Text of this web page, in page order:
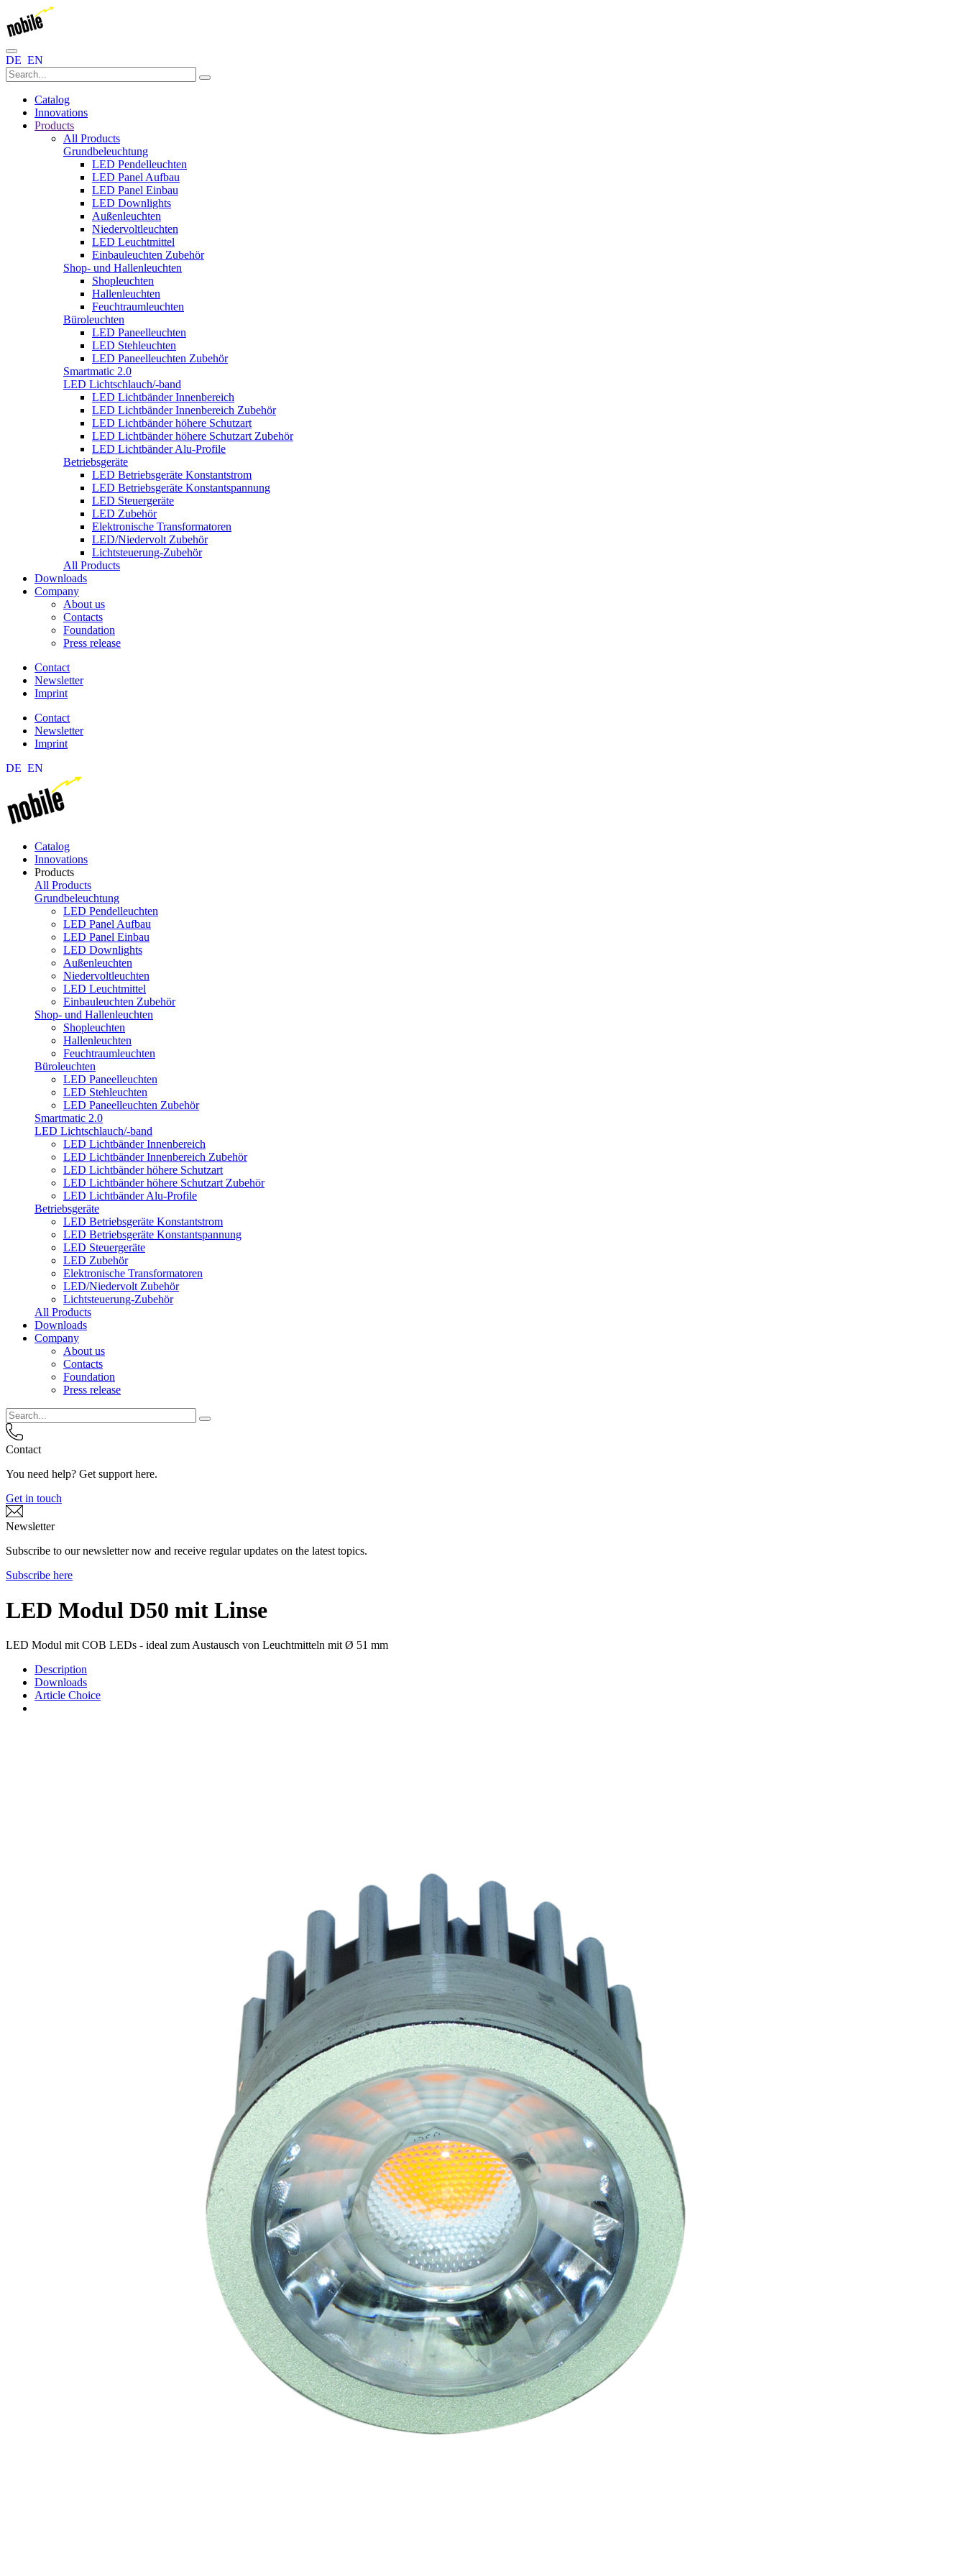
DE EN
Catalog
Innovations
Products
All Products
Grundbeleuchtung
LED Pendelleuchten
LED Panel Aufbau
LED Panel Einbau
LED Downlights
Außenleuchten
Niedervoltleuchten
LED Leuchtmittel
Einbauleuchten Zubehör
Shop- und Hallenleuchten
Shopleuchten
Hallenleuchten
Feuchtraumleuchten
Büroleuchten
LED Paneelleuchten
LED Stehleuchten
LED Paneelleuchten Zubehör
Smartmatic 2.0
LED Lichtschlauch/-band
LED Lichtbänder Innenbereich
LED Lichtbänder Innenbereich Zubehör
LED Lichtbänder höhere Schutzart
LED Lichtbänder höhere Schutzart Zubehör
LED Lichtbänder Alu-Profile
Betriebsgeräte
LED Betriebsgeräte Konstantstrom
LED Betriebsgeräte Konstantspannung
LED Steuergeräte
LED Zubehör
Elektronische Transformatoren
LED/Niedervolt Zubehör
Lichtsteuerung-Zubehör
All Products
Downloads
Company
About us
Contacts
Foundation
Press release
Contact
Newsletter
Imprint
Contact
Newsletter
Imprint
DE EN
Catalog
Innovations
Products
All Products
Grundbeleuchtung
LED Pendelleuchten
LED Panel Aufbau
LED Panel Einbau
LED Downlights
Außenleuchten
Niedervoltleuchten
LED Leuchtmittel
Einbauleuchten Zubehör
Shop- und Hallenleuchten
Shopleuchten
Hallenleuchten
Feuchtraumleuchten
Büroleuchten
LED Paneelleuchten
LED Stehleuchten
LED Paneelleuchten Zubehör
Smartmatic 2.0
LED Lichtschlauch/-band
LED Lichtbänder Innenbereich
LED Lichtbänder Innenbereich Zubehör
LED Lichtbänder höhere Schutzart
LED Lichtbänder höhere Schutzart Zubehör
LED Lichtbänder Alu-Profile
Betriebsgeräte
LED Betriebsgeräte Konstantstrom
LED Betriebsgeräte Konstantspannung
LED Steuergeräte
LED Zubehör
Elektronische Transformatoren
LED/Niedervolt Zubehör
Lichtsteuerung-Zubehör
All Products
Downloads
Company
About us
Contacts
Foundation
Press release
Contact
You need help? Get support here.
Get in touch
Newsletter
Subscribe to our newsletter now and receive regular updates on the latest topics.
Subscribe here
LED Modul D50 mit Linse
LED Modul mit COB LEDs - ideal zum Austausch von Leuchtmitteln mit Ø 51 mm
Description
Downloads
Article Choice